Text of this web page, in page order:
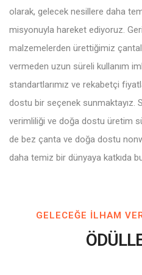
olarak, gelecek nesillere daha
misyonuyla hareket ediyoruz.
malzemelerden ürettiğimiz
vermeden uzun süreli kullanım
standartlarımız ve rekabetçi
dostu bir seçenek sunmaktayız.
verimliliği ve doğa dostu üretim
de bez çanta ve doğa dostu
daha temiz bir dünyaya katkıda
GELECEĞE ILHAM